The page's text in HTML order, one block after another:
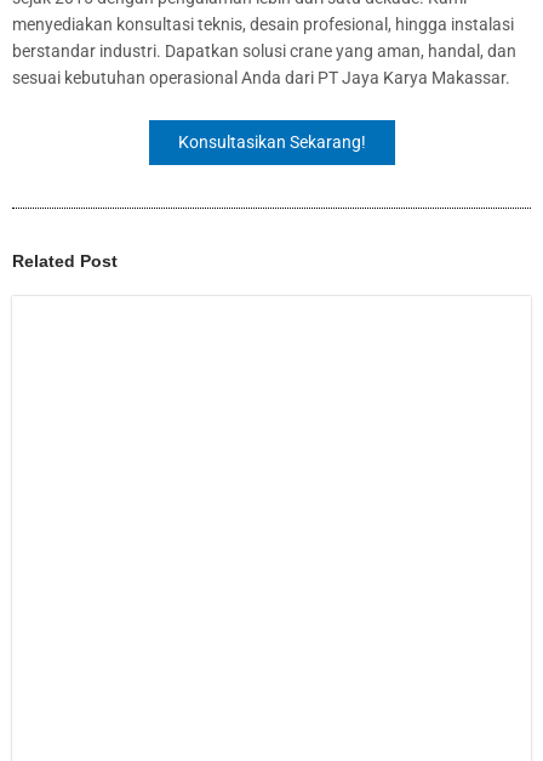
menyediakan konsultasi teknis, desain profesional, hingga instalasi
berstandar industri. Dapatkan solusi crane yang aman, handal, dan
sesuai kebutuhan operasional Anda dari PT Jaya Karya Makassar.
Konsultasikan Sekarang!
Related Post